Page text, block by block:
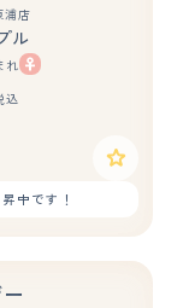
浦店
ル
れ
込
中です！